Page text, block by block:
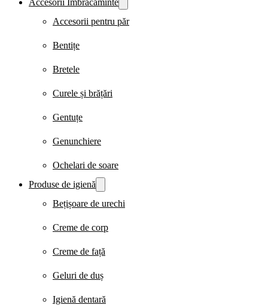
Accesorii Îmbrăcăminte
Accesorii pentru păr
Bentițe
Bretele
Curele și brățări
Gentuțe
Genunchiere
Ochelari de soare
Produse de igienă
Bețișoare de urechi
Creme de corp
Creme de față
Geluri de duș
Igienă dentară